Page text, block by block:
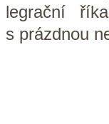
legrační
s prázdnou